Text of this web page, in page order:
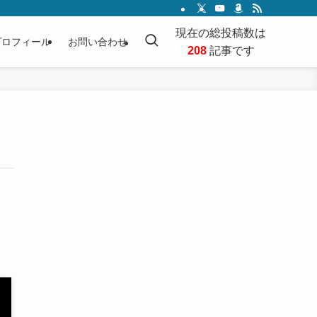
フィール お問い合わせ
現在の総投稿数は
208 記事です